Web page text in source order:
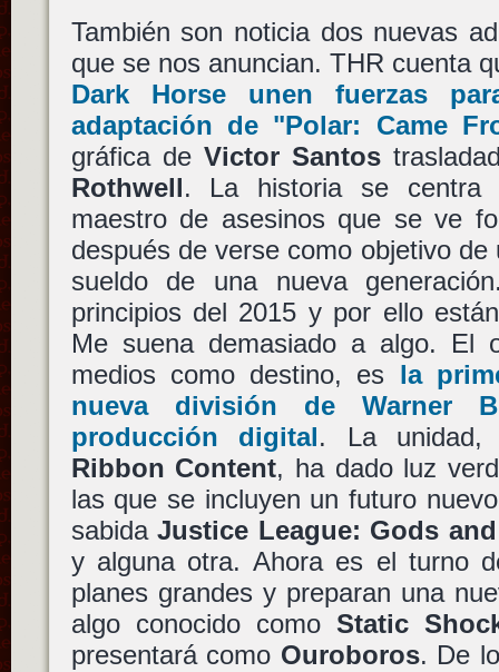
También son noticia dos nuevas
que se nos anuncian. THR cuenta
Dark Horseunen fuerzas
adaptación de "Polar: Came
gráfica de Victor Santos
Rothwell. La historia se
maestro de asesinos que se ve
después de verse como objetivo
sueldo de una nueva
principios del 2015 y por ello
Me suena demasiado a algo. El
medios como destino, es la
nueva división de Warner
producción digital. La unidad,
Ribbon Content, ha dado luz
las que se incluyen un futuro
sabidaJustice League: Gods
y alguna otra. Ahora es el turno
planes grandes y preparan una
algo conocido como Static
presentará como Ouroboros. De